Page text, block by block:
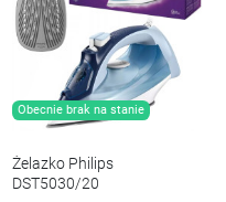
Obecnie brak na stanie
Żelazko Philips
DST5030/20